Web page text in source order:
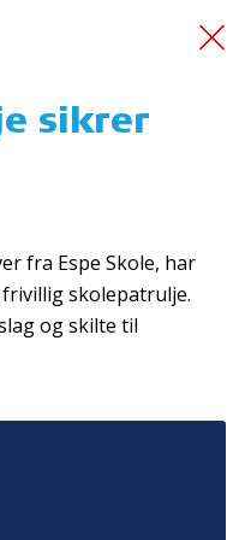
sikrer
fra Espe Skole, har
skolepatrulje.
og skilte til